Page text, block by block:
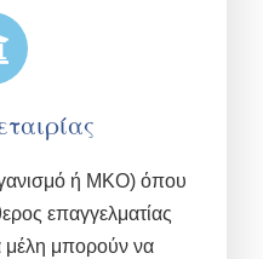
ή ΜΚΟ) όπου
επαγγελματίας
μπορούν να